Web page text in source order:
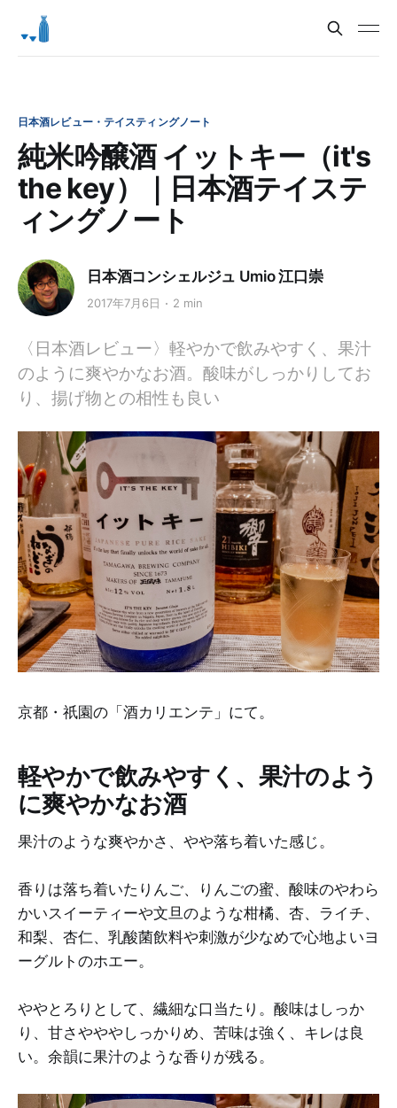
日本酒レビュー・テイスティングノート
純米吟醸酒 イットキー（it's
the key）｜日本酒テイステ
ィングノート
日本酒コンシェルジュ Umio 江口崇
2017年7月6日 2 min
〈日本酒レビュー〉軽やかで飲みやすく、果汁
のように爽やかなお酒。酸味がしっかりしてお
り、揚げ物との相性も良い
京都・祇園の「酒カリエンテ」にて。
軽やかで飲みやすく、果汁のよう
に爽やかなお酒
果汁のような爽やかさ、やや落ち着いた感じ。
香りは落ち着いたりんご、りんごの蜜、酸味のやわら
かいスイーティーや文旦のような柑橘、杏、ライチ、
和梨、杏仁、乳酸菌飲料や刺激が少なめで心地よいヨ
ーグルトのホエー。
ややとろりとして、繊細な口当たり。酸味はしっか
り、甘さやややしっかりめ、苦味は強く、キレは良
い。余韻に果汁のような香りが残る。